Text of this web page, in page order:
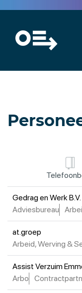
Gedrag en Werk B.V.
Adviesbureau
at.groep
Arbeid, Werving &
Assist Verzuim
Arbo